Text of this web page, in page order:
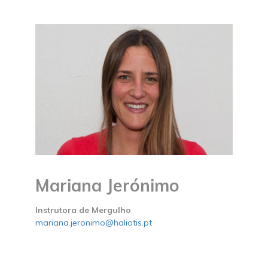
Mariana Jerónimo
Instrutora de Mergulho
mariana.jeronimo@haliotis.pt